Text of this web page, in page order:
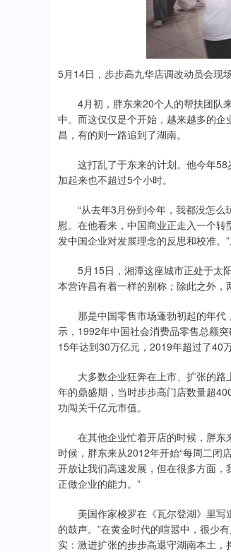
5月14日，步步高九华店调改动员会现
4月初，胖东来20个人的帮扶团队来
中。而这仅仅是个开始，越来越多的
昌，有的则一路追到了湖南。
这打乱了于东来的计划。他今年58
加起来也不超过5个小时。
“从去年3月份到今年，我都没怎么
慰。在他看来，中国商业正走入一个
发中国企业对发展理念的反思和校准。
5月15日，湘潭这座城市正处于太
本营许昌有着一样的别称；除此之外，
那是中国零售市场蓬勃初起的年代
示，1992年中国社会消费品零售总额
15年达到30万亿元，2019年超过了40万
大多数企业狂奔在上市、扩张的路
年的鼎盛期，当时步步高门店数量超
功闯关千亿元市值。
在其他企业忙着开店的时候，胖东
时候，胖东来从2012年开始“每周二闭
开放让我们高速发展，但在很多方面
正做企业的能力。”
美国作家梭罗在《瓦尔登湖》里写
的鼓声。”在黄金时代的喧嚣中，很少
实：激进扩张的步步高退守湖南本土